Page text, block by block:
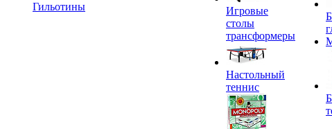
Гильотины
Игровые
столы
трансформеры
Настольный
теннис